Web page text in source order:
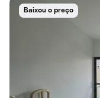
Baixou o preço